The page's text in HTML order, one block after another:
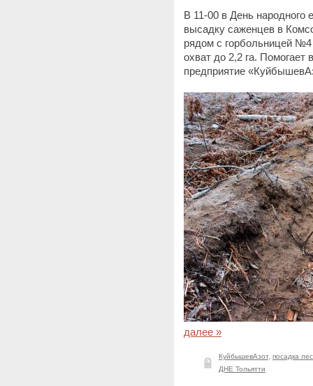
В 11-00 в День народного
высадку саженцев в
рядом с горбольницей
охват до 2,2 га. Помогает
предприятие
далее »
КуйбышевАзот, посадка
ДНЕ Тольятти